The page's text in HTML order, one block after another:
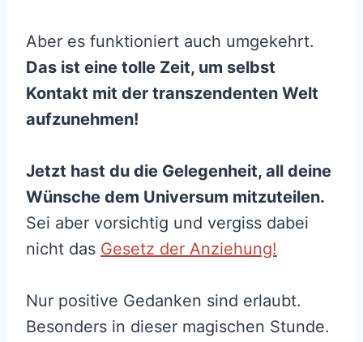
Aber es funktioniert auch umgekehrt.
Das ist eine tolle Zeit, um selbst
Kontakt mit der transzendenten Welt
aufzunehmen!
Jetzt hast du die Gelegenheit, all deine
Wünsche dem Universum mitzuteilen.
Sei aber vorsichtig und vergiss dabei
nicht das Gesetz der Anziehung!
Nur positive Gedanken sind erlaubt.
Besonders in dieser magischen Stunde.